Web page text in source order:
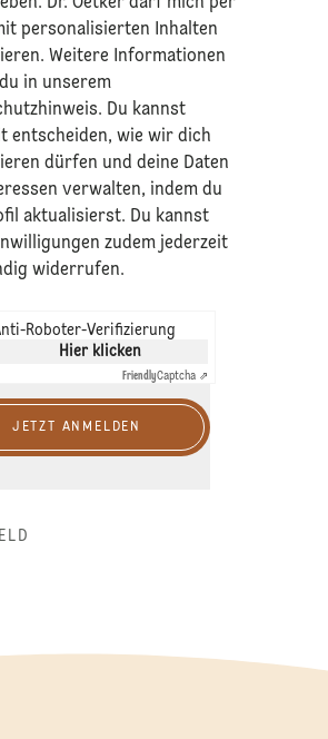
personalisierten Inhalten
Weitere Informationen
in unserem
. Du kannst
entscheiden, wie wir dich
dürfen und deine Daten
verwalten, indem du
aktualisierst. Du kannst
zudem jederzeit
widerrufen.
Roboter-Verifizierung
Hier klicken
FriendlyCaptcha ⇗
JETZT ANMELDEN